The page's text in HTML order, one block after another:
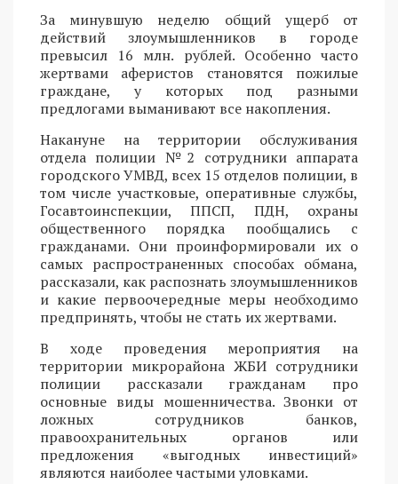
За минувшую неделю общий ущерб от
действий злоумышленников в городе
превысил 16 млн. рублей. Особенно часто
жертвами аферистов становятся пожилые
граждане, у которых под разными
предлогами выманивают все накопления.
Накануне на территории обслуживания
отдела полиции №2 сотрудники аппарата
городского УМВД, всех 15 отделов полиции, в
том числе участковые, оперативные службы,
Госавтоинспекции, ППСП, ПДН, охраны
общественного порядка пообщались с
гражданами. Они проинформировали их о
самых распространенных способах обмана,
рассказали, как распознать злоумышленников
и какие первоочередные меры необходимо
предпринять, чтобы не стать их жертвами.
В ходе проведения мероприятия на
территории микрорайона ЖБИ сотрудники
полиции рассказали гражданам про
основные виды мошенничества. Звонки от
ложных сотрудников банков,
правоохранительных органов или
предложения «выгодных инвестиций»
являются наиболее частыми уловками.